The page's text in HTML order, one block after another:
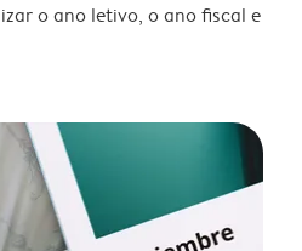
o ano letivo, o ano fiscal e